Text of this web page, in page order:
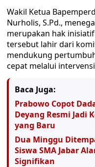
​Wakil Ketua
Nurholis, S.Pd.,
merupakan hak
tersebut lahir dari
mendukung
cepat melalui
Baca Juga:
Prabowo Copot
Deyang Resmi Jadi
yang Baru
Dua Minggu
Siswa SMA Jabar
Signifikan